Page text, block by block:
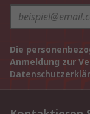
Die
Anmeldung zur